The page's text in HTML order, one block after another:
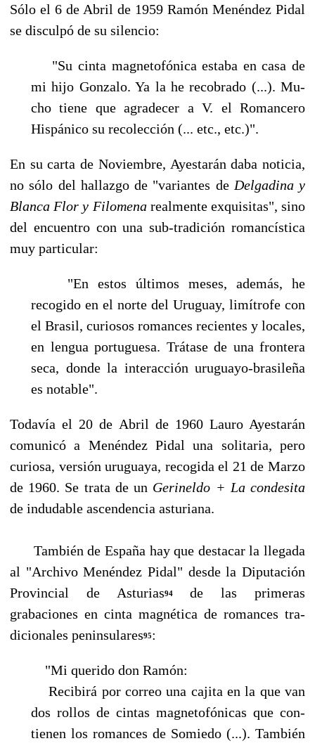
Sólo el 6 de Abril de 1959 Ramón Menéndez Pidal
se disculpó de su silencio:
"Su cinta magnetofónica estaba en casa de
mi hijo Gonzalo. Ya la he recobrado (...). Mu­
cho tiene que agradecer a V. el Romancero
Hispánico su recolección (... etc., etc.)".
En su carta de Noviembre, Ayestarán daba noticia,
no sólo del hallazgo de "variantes de Delgadina y
Blanca Flor y Filomena realmente exquisitas", sino
del encuentro con una sub-tradición romancística
muy particular:
"En estos últimos meses, además, he
recogido en el norte del Uruguay, limítrofe con
el Bra­sil, curiosos romances recientes y locales,
en lengua portuguesa. Trátase de una frontera
seca, donde la interacción uruguayo-brasileña
es notable".
Todavía el 20 de Abril de 1960 Lauro Ayestarán
comunicó a Menéndez Pidal una solitaria, pero
curiosa, versión uruguaya, recogida el 21 de Marzo
de 1960. Se trata de un Gerineldo + La condesita
de indudable ascendencia asturiana.
También de España hay que destacar la llegada
al "Archivo Menéndez Pidal" desde la Dipu­tación
Provincial de Asturias94de las primeras
grabaciones en cinta magnética de romances tra­
dicionales peninsulares95:
"Mi querido don Ramón:
Recibirá por correo una cajita en la que van
dos rollos de cintas magnetofónicas que con­
tienen los romances de Somiedo (...). También